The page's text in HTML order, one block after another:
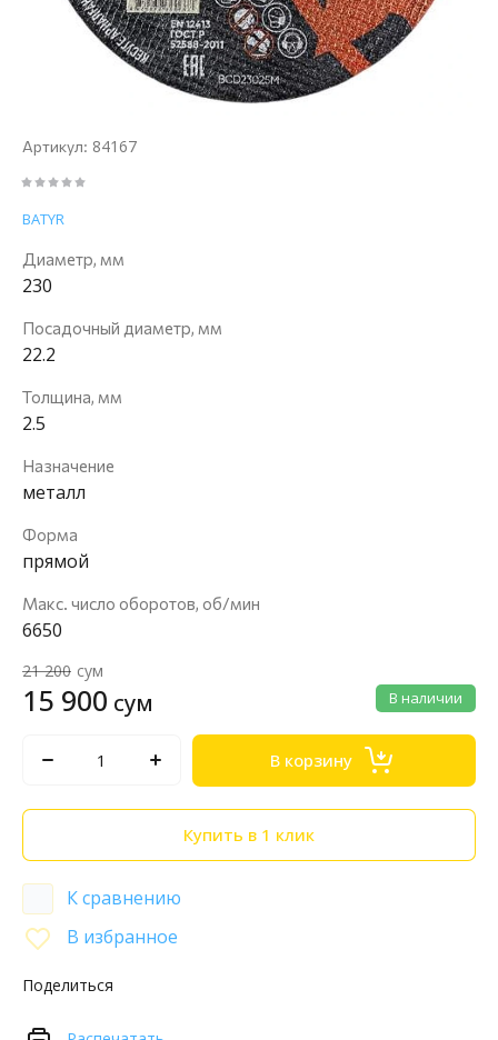
Артикул: 84167
BATYR
Диаметр, мм
230
Посадочный диаметр, мм
22.2
Толщина, мм
2.5
Назначение
металл
Форма
прямой
Макс. число оборотов, об/мин
6650
В наличии
21 200 сум
15 900 сум
В корзину
Купить в 1 клик
К сравнению
В избранное
Поделиться